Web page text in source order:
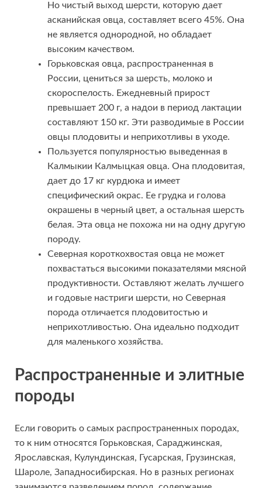
Но чистый выход шерсти, которую дает
асканийская овца, составляет всего 45%. Она
не является однородной, но обладает
высоким качеством.
Горьковская овца, распространенная в
России, цениться за шерсть, молоко и
скороспелость. Ежедневный прирост
превышает 200 г, а надои в период лактации
составляют 150 кг. Эти разводимые в России
овцы плодовиты и неприхотливы в уходе.
Пользуется популярностью выведенная в
Калмыкии Калмыцкая овца. Она плодовитая,
дает до 17 кг курдюка и имеет
специфический окрас. Ее грудка и голова
окрашены в черный цвет, а остальная шерсть
белая. Эта овца не похожа ни на одну другую
породу.
Северная короткохвостая овца не может
похвастаться высокими показателями мясной
продуктивности. Оставляют желать лучшего
и годовые настриги шерсти, но Северная
порода отличается плодовитостью и
неприхотливостью. Она идеально подходит
для маленького хозяйства.
Распространенные и элитные
породы
Если говорить о самых распространенных породах,
то к ним относятся Горьковская, Сараджинская,
Ярославская, Кулундинская, Гусарская, Грузинская,
Шароле, Западносибирская. Но в разных регионах